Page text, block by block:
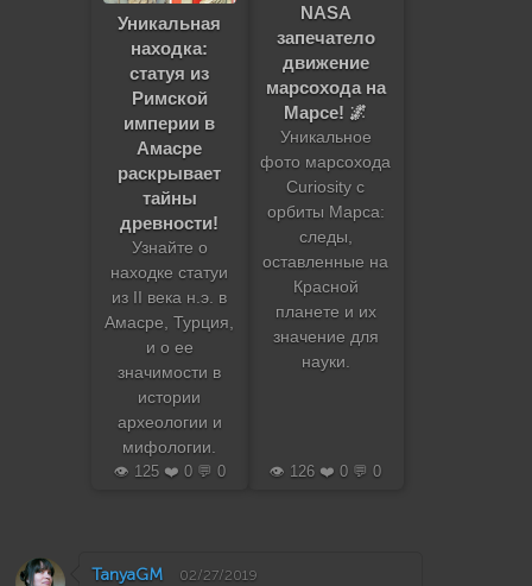
Уникальная
находка:
статуя из
Римской
империи в
Амасре
раскрывает
тайны
древности!
Узнайте о
находке статуи
из II века н.э. в
Амасре, Турция,
и о ее
значимости в
истории
археологии и
мифологии.
👁️ 125 ❤️ 0 💬 0
NASA
запечатело
движение
марсохода на
Марсе! 🌌
Уникальное
фото марсохода
Curiosity с
орбиты Марса:
следы,
оставленные на
Красной
планете и их
значение для
науки.
👁️ 126 ❤️ 0 💬 0
TanyaGM 02/27/2019